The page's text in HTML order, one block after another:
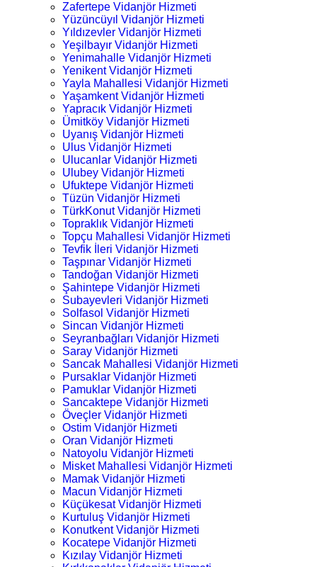
Zafertepe Vidanjör Hizmeti
Yüzüncüyıl Vidanjör Hizmeti
Yıldızevler Vidanjör Hizmeti
Yeşilbayır Vidanjör Hizmeti
Yenimahalle Vidanjör Hizmeti
Yenikent Vidanjör Hizmeti
Yayla Mahallesi Vidanjör Hizmeti
Yaşamkent Vidanjör Hizmeti
Yapracık Vidanjör Hizmeti
Ümitköy Vidanjör Hizmeti
Uyanış Vidanjör Hizmeti
Ulus Vidanjör Hizmeti
Ulucanlar Vidanjör Hizmeti
Ulubey Vidanjör Hizmeti
Ufuktepe Vidanjör Hizmeti
Tüzün Vidanjör Hizmeti
TürkKonut Vidanjör Hizmeti
Topraklık Vidanjör Hizmeti
Topçu Mahallesi Vidanjör Hizmeti
Tevfik İleri Vidanjör Hizmeti
Taşpınar Vidanjör Hizmeti
Tandoğan Vidanjör Hizmeti
Şahintepe Vidanjör Hizmeti
Subayevleri Vidanjör Hizmeti
Solfasol Vidanjör Hizmeti
Sincan Vidanjör Hizmeti
Seyranbağları Vidanjör Hizmeti
Saray Vidanjör Hizmeti
Sancak Mahallesi Vidanjör Hizmeti
Pursaklar Vidanjör Hizmeti
Pamuklar Vidanjör Hizmeti
Sancaktepe Vidanjör Hizmeti
Öveçler Vidanjör Hizmeti
Ostim Vidanjör Hizmeti
Oran Vidanjör Hizmeti
Natoyolu Vidanjör Hizmeti
Misket Mahallesi Vidanjör Hizmeti
Mamak Vidanjör Hizmeti
Macun Vidanjör Hizmeti
Küçükesat Vidanjör Hizmeti
Kurtuluş Vidanjör Hizmeti
Konutkent Vidanjör Hizmeti
Kocatepe Vidanjör Hizmeti
Kızılay Vidanjör Hizmeti